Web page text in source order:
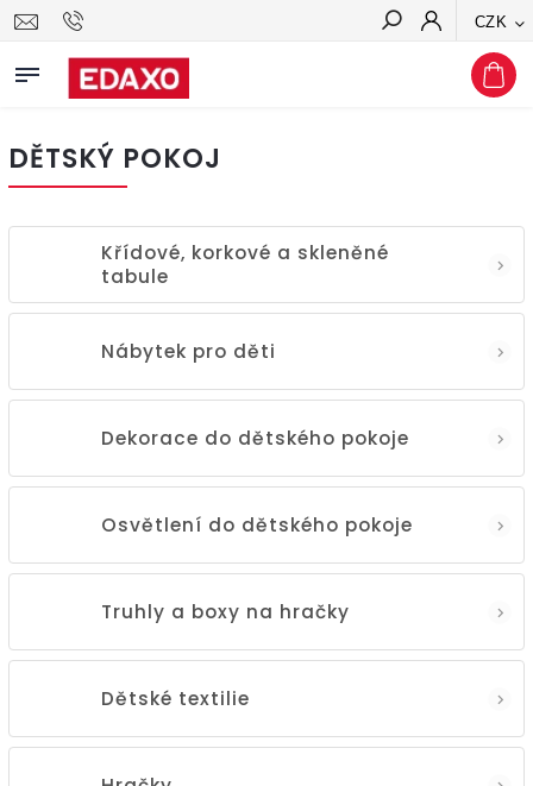
CZK
Hledat
DĚTSKÝ POKOJ
Křídové, korkové a skleněné
tabule
Nábytek pro děti
Dekorace do dětského pokoje
Osvětlení do dětského pokoje
Truhly a boxy na hračky
Dětské textilie